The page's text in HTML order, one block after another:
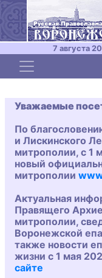
7 августа
Toggle
Уважаемые
По
и Лискинского
митрополии, с 1
новый
митрополии
Актуальная
Правящего
митрополии,
Воронежской
также новости
жизни с 1 мая
сайте